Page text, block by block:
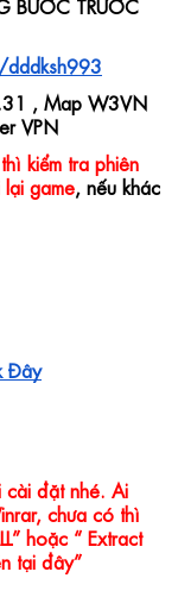
BƯỚC TRƯỚC
, Map W3VN
VPN
kiểm tra phiên
game, nếu khác
Đây
cài đặt nhé. Ai
chưa có thì
hoặc “ Extract
tại đây”